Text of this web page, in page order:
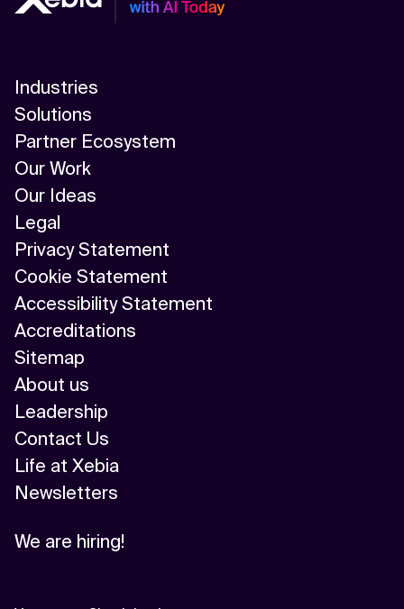
Industries
Solutions
Partner Ecosystem
Our Work
Our Ideas
Legal
Privacy Statement
Cookie Statement
Accessibility Statement
Accreditations
Sitemap
About us
Leadership
Contact Us
Life at Xebia
Newsletters
We are hiring!